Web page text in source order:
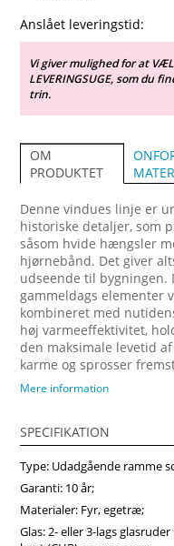
Anslået leveringstid:
Vi giver mulighed for at
LEVERINGSUGE, som du
trin.
OM
PRODUKTET
Denne vindues linje er
historiske detaljer, som
såsom hvide hængsler
hjørnebånd. Det giver
udseende til bygningen.
gammeldags elementer
kombineret med
høj varmeeffektivitet,
den maksimale levetid
karme og sprosser
Vinduer Sidehængt
Alle vinduesrammer
Ved at udstyre dem
sikkerheden under
kvalitet sikrer langsigtet
Uanset udstyr har disse
modstand mod
med et specielt glas for
Mere information
SPECIFIKATION
Type: Udadgående ramme
Garanti: 10 år;
Materialer: Fyr, egetræ;
Glas: 2- eller 3-lags